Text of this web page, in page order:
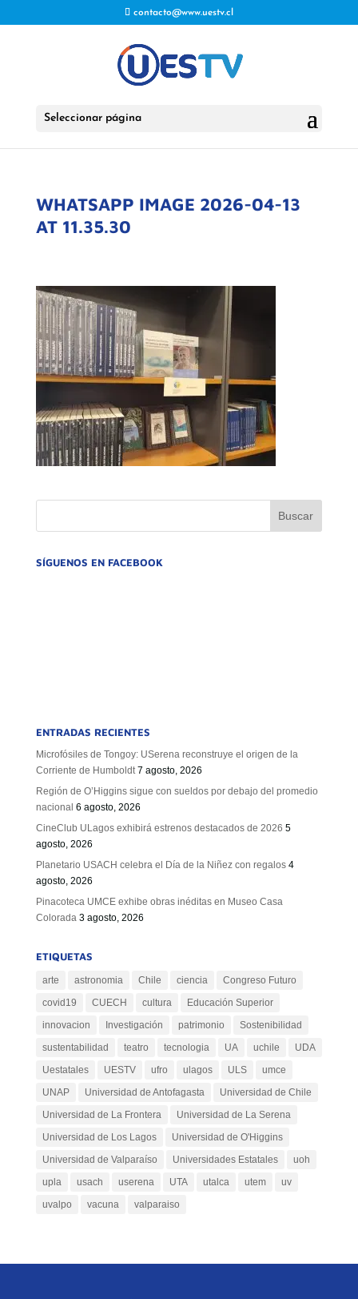
contacto@www.uestv.cl
Seleccionar página
WHATSAPP IMAGE 2026-04-13
AT 11.35.30
SÍGUENOS EN FACEBOOK
ENTRADAS RECIENTES
Microfósiles de Tongoy: USerena reconstruye el origen de la
Corriente de Humboldt 7 agosto, 2026
Región de O’Higgins sigue con sueldos por debajo del promedio
nacional 6 agosto, 2026
CineClub ULagos exhibirá estrenos destacados de 2026 5
agosto, 2026
Planetario USACH celebra el Día de la Niñez con regalos 4
agosto, 2026
Pinacoteca UMCE exhibe obras inéditas en Museo Casa
Colorada 3 agosto, 2026
ETIQUETAS
arte astronomia Chile ciencia
Congreso Futuro
covid19
CUECH cultura
Educación Superior
innovacion
Investigación patrimonio
Sostenibilidad
sustentabilidad
teatro tecnologia UA uchile
UDA
Uestatales
UESTV ufro ulagos ULS
umce
UNAP
Universidad de Antofagasta
Universidad de Chile
Universidad de La Frontera
Universidad de La Serena
Universidad de Los Lagos
Universidad de O'Higgins
Universidad de Valparaíso
Universidades Estatales
uoh
upla
usach userena UTA utalca utem
uv
uvalpo
vacuna valparaiso